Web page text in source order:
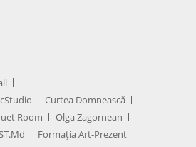
Curtea Domnească
Room
Olga Zagornean
Formația Art-Prezent